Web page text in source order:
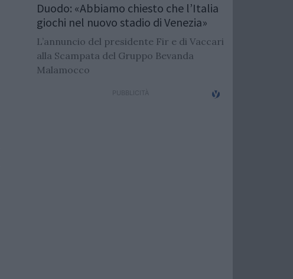
Duodo: «Abbiamo chiesto che l’Italia
giochi nel nuovo stadio di Venezia»
L’annuncio del presidente Fir e di Vaccari
alla Scampata del Gruppo Bevanda
Malamocco